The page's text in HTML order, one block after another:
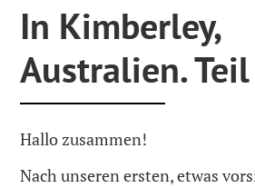
In Kimberley,
Australien.
Hallo zusammen!
Nach unseren ersten, etwas